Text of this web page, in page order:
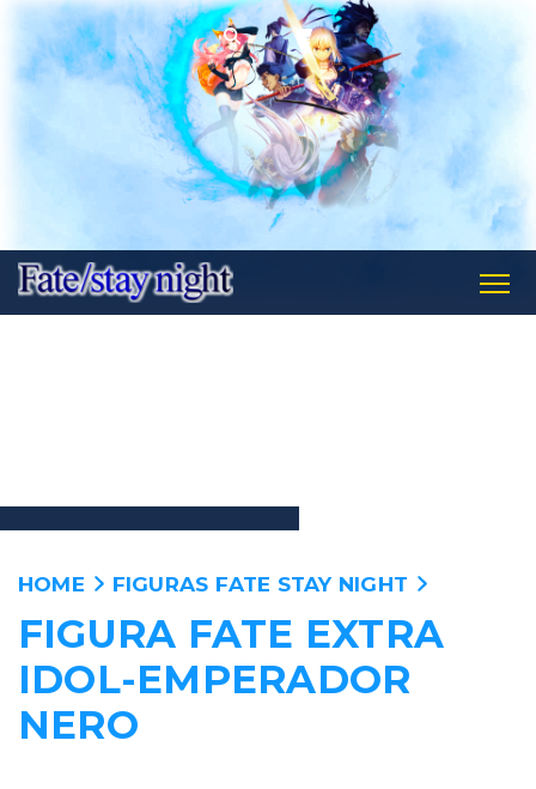
ANIME
PELICULAS
HOME FIGURAS FATE STAY NIGHT
FIGURA FATE EXTRA
IDOL-EMPERADOR
NERO